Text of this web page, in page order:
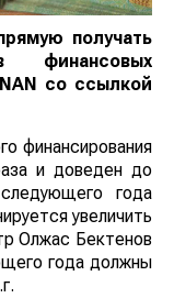
получать
финансовых
NAN со ссылкой
финансирования
и доведен до
года
увеличить
Олжас Бектенов
года должны